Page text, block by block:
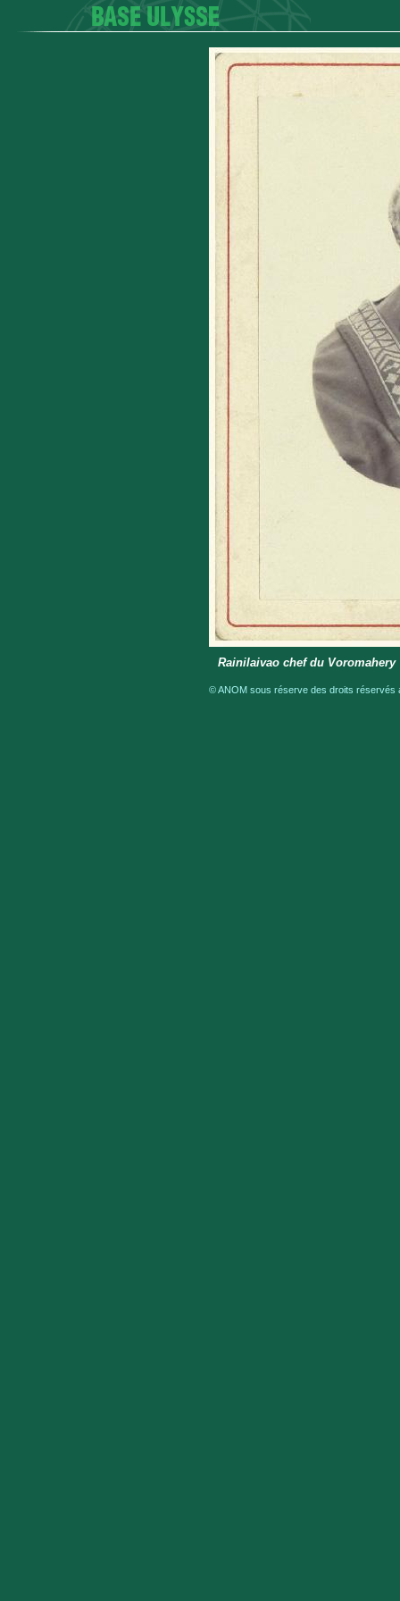
Rainilaivao chef du Voromahery
© ANOM sous réserve des droits réservés